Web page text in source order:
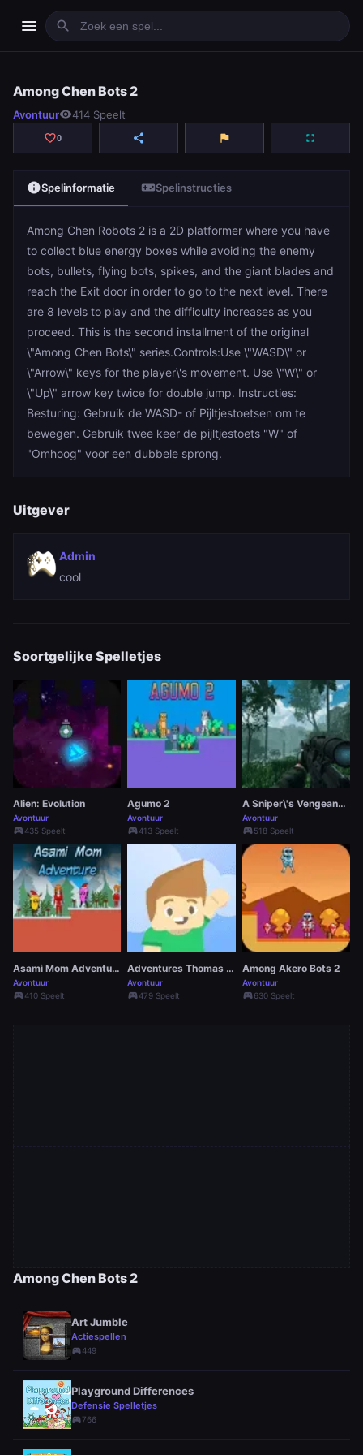
menu search
play_arrowSpelen
Among Chen Bots 2
Avontuurvisibility414 Speelt
favorite_border0 share flag fullscreen
infoSpelinformatie videogame_assetSpelinstructies
Among Chen Robots 2 is a 2D platformer where you have
to collect blue energy boxes while avoiding the enemy
bots, bullets, flying bots, spikes, and the giant blades and
reach the Exit door in order to go to the next level. There
are 8 levels to play and the difficulty increases as you
proceed. This is the second installment of the original
\"Among Chen Bots\" series.Controls:Use \"WASD\" or
\"Arrow\" keys for the player\'s movement. Use \"W\" or
\"Up\" arrow key twice for double jump. Instructies:
Besturing: Gebruik de WASD- of Pijltjestoetsen om te
bewegen. Gebruik twee keer de pijltjestoets "W" of
"Omhoog" voor een dubbele sprong.
Uitgever
Admin
cool
Soortgelijke Spelletjes
Alien: Evolution
Avontuur
sports_esports435 Speelt
Agumo 2
Avontuur
sports_esports413 Speelt
A Sniper\'s Vengeance The Story of Linh
Avontuur
sports_esports518 Speelt
Asami Mom Adventure
Avontuur
sports_esports410 Speelt
Adventures Thomas Draw and Erase
Avontuur
sports_esports479 Speelt
Among Akero Bots 2
Avontuur
sports_esports630 Speelt
Among Chen Bots 2
Art Jumble
Actiespellen
sports_esports449
Playground Differences
Defensie Spelletjes
sports_esports766